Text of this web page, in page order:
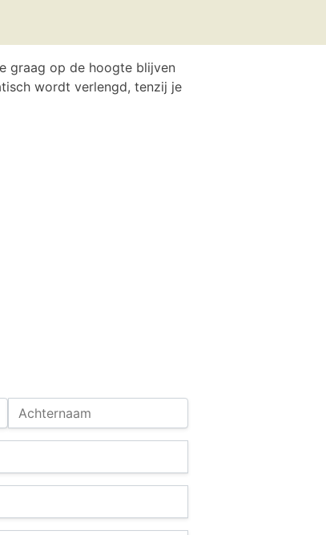
graag op de hoogte blijven
wordt verlengd, tenzij je
Achternaam